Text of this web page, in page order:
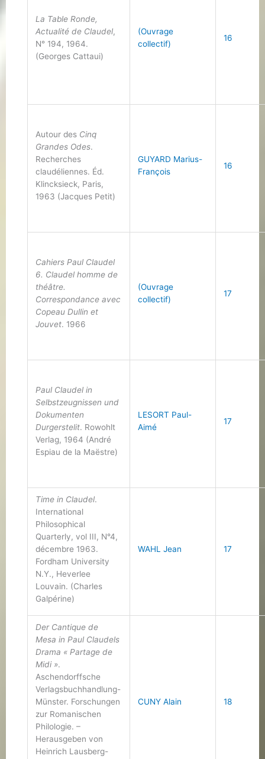
La Table Ronde,
Actualité de Claudel,
N° 194, 1964.
(Georges Cattaui)
(Ouvrage
collectif)
16
Autour des Cinq
Grandes Odes.
Recherches
claudéliennes. Éd.
Klincksieck, Paris,
1963 (Jacques Petit)
GUYARD Marius-
François
16
Cahiers Paul Claudel
6. Claudel homme de
théâtre.
Correspondance avec
Copeau Dullin et
Jouvet. 1966
(Ouvrage
collectif)
17
Paul Claudel in
Selbstzeugnissen und
Dokumenten
Durgerstelit. Rowohlt
Verlag, 1964 (André
Espiau de la Maëstre)
LESORT Paul-
Aimé
17
Time in Claudel.
International
Philosophical
Quarterly, vol III, N°4,
décembre 1963.
Fordham University
N.Y., Heverlee
Louvain. (Charles
Galpérine)
WAHL Jean 17
Der Cantique de
Mesa in Paul Claudels
Drama « Partage de
Midi ».
Aschendorffsche
Verlagsbuchhandlung-
Münster. Forschungen
zur Romanischen
Philologie. –
Herausgeben von
Heinrich Lausberg-
CUNY Alain 18